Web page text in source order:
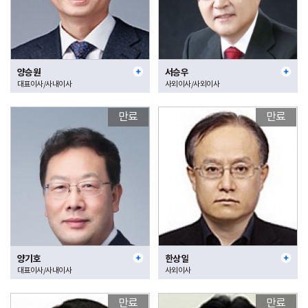
양승원
대표이사/사내이사
서승우
사외이사/사외이사
만료
양기호
대표이사/사내이사
만료
한상일
사외이사
만료 만료